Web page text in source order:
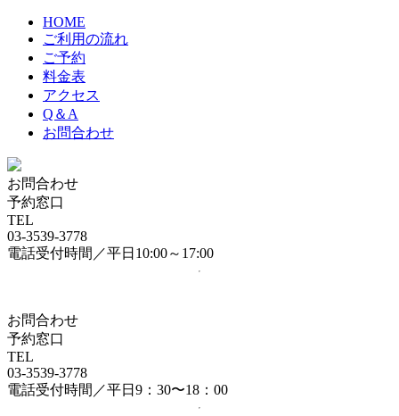
HOME
ご利用の流れ
ご予約
料金表
アクセス
Q＆A
お問合わせ
お問合わせ
予約窓口
TEL
03-3539-3778
電話受付時間／平日10:00～17:00
お問合わせ
予約窓口
TEL
03-3539-3778
電話受付時間／平日9：30〜18：00